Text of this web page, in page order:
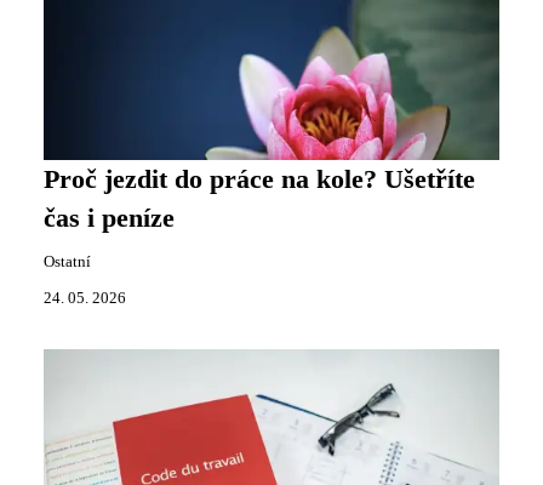
Proč jezdit do práce na kole? Ušetříte
čas i peníze
Ostatní
24. 05. 2026